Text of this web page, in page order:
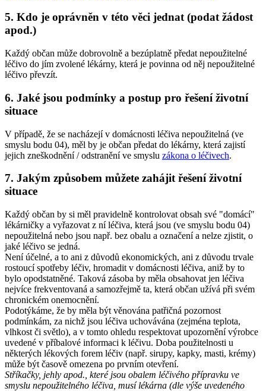
5. Kdo je oprávněn v této věci jednat (podat žádost
apod.)
Každý občan může dobrovolně a bezúplatně předat nepoužitelné
léčivo do jím zvolené lékárny, která je povinna od něj nepoužitelné
léčivo převzít.
6. Jaké jsou podmínky a postup pro řešení životní
situace
V případě, že se nacházejí v domácnosti léčiva nepoužitelná (ve
smyslu bodu 04), měl by je občan předat do lékárny, která zajistí
jejich zneškodnění / odstranění ve smyslu zákona o léčivech.
7. Jakým způsobem můžete zahájit řešení životní
situace
Každý občan by si měl pravidelně kontrolovat obsah své "domácí"
lékárničky a vyřazovat z ní léčiva, která jsou (ve smyslu bodu 04)
nepoužitelná nebo jsou např. bez obalu a označení a nelze zjistit, o
jaké léčivo se jedná.
Není účelné, a to ani z důvodů ekonomických, ani z důvodu trvale
rostoucí spotřeby léčiv, hromadit v domácnosti léčiva, aniž by to
bylo opodstatněné. Taková zásoba by měla obsahovat jen léčiva
nejvíce frekventovaná a samozřejmě ta, která občan užívá při svém
chronickém onemocnění.
Podotýkáme, že by měla být věnována patřičná pozornost
podmínkám, za nichž jsou léčiva uchovávána (zejména teplota,
vlhkost či světlo), a v tomto ohledu respektovat upozornění výrobce
uvedené v příbalové informaci k léčivu. Doba použitelnosti u
některých lékových forem léčiv (např. sirupy, kapky, masti, krémy)
může být časově omezena po prvním otevření.
Stříkačky, jehly apod., které jsou obalem léčivého přípravku ve
smyslu nepoužitelného léčiva, musí lékárna (dle výše uvedeného